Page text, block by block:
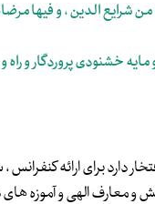
شرایع الدین ، و فیها
مایه خشنودی پروردگار و راه
دارد برای ارائه کنفرانس
و معارف الهی و آموزه های